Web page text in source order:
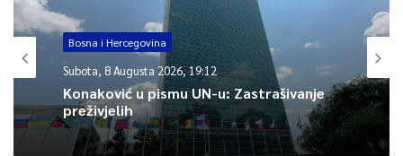
0
Article Rating
Bosna i Hercegovina
Subota, 8 Augusta 2026, 19:12
Konaković u pismu UN-u: Zastrašivanje
preživjelih